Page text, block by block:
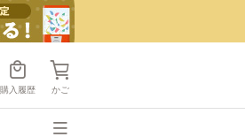
購入履歴 かご